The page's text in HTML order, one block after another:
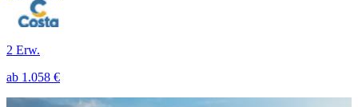
2 Erw.
ab 1.058 €